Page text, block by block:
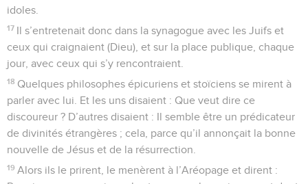
idoles.
17 Il s’entretenait donc dans la synagogue avec les Juifs et
ceux qui craignaient (Dieu), et sur la place publique, chaque
jour, avec ceux qui s’y rencontraient.
18 Quelques philosophes épicuriens et stoïciens se mirent à
parler avec lui. Et les uns disaient : Que veut dire ce
discoureur ? D’autres disaient : Il semble être un prédicateur
de divinités étrangères ; cela, parce qu’il annonçait la bonne
nouvelle de Jésus et de la résurrection.
19 Alors ils le prirent, le menèrent à l’Aréopage et dirent :